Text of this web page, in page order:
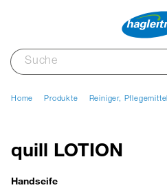
Home Produkte Reiniger, Pflegemittel
quill LOTION
Handseife